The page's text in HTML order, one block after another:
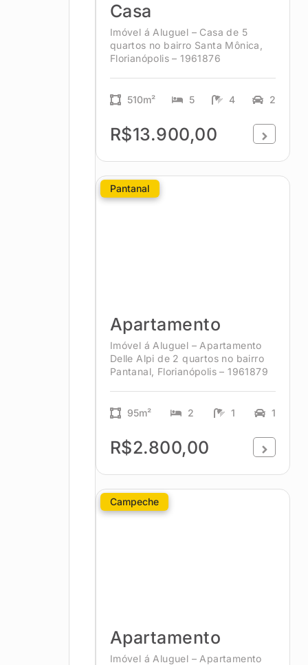
Casa
Imóvel á Aluguel – Casa de 5
quartos no bairro Santa Mônica,
Florianópolis – 1961876
510m² 5 4 2
R$13.900,00
Pantanal
Apartamento
Imóvel á Aluguel – Apartamento
Delle Alpi de 2 quartos no bairro
Pantanal, Florianópolis – 1961879
95m² 2 1 1
R$2.800,00
Campeche
Apartamento
Imóvel á Aluguel – Apartamento